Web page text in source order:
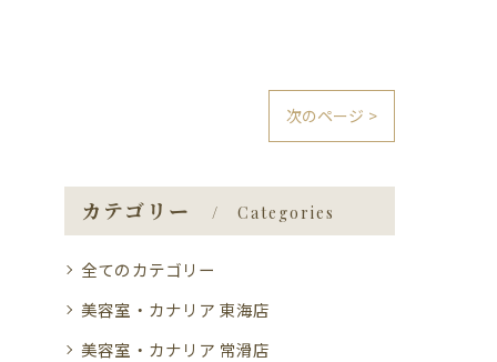
次のページ >
カテゴリー Categories
全てのカテゴリー
美容室・カナリア 東海店
美容室・カナリア 常滑店